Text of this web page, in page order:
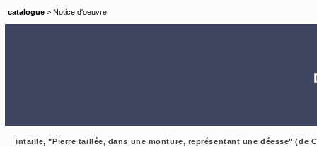
catalogue > Notice d'oeuvre
intaille, "Pierre taillée, dans une monture, représentant une déesse" (de